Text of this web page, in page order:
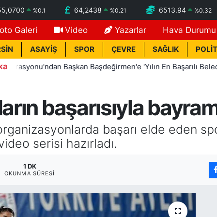
%0.1 64,2438 %0.21 6513.94 %0.32
Galeri Video Yazarlar Hava Durumu
ASAYİŞ SPOR ÇEVRE SAĞLIK
Başkan Başdeğirmen'e 'Yılın En Başarılı Belediye
başarısıyla
başarı elde eden
serisi hazırladı.
1 DK
OKUNMA SÜRESI